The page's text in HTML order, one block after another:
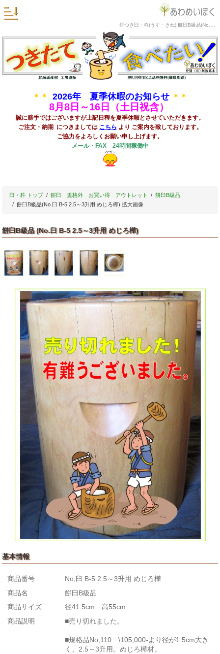
＊＊ 2026年 夏季休暇のお知らせ ＊＊
8月8日～16日（土日祝含）
誠に勝手ではございますが上記日程を夏季休暇とさせていただきます。
ご注文・納期 につきましては こちら より ご案内を致しております。
ご協力をよろしくお願い申し上げます。
メール・FAX 24時間稼働中
臼・杵 トップ 餠臼 規格外 お買い得 アウトレット
餅臼B級品
餅臼B級品(No.臼 B-5 2.5～3升用 めじろ樺) 拡大画像
餅臼B級品 (No.臼 B-5 2.5～3升用 めじろ樺)
基本情報
商品番号
No,臼 B-5 2.5～3升用 めじろ樺
商品名
餅臼B級品
商品サイズ
径41.5cm 高55cm
商品説明
■売り切れました。
■規格品No,110 \105,000-より径が1.5cm大き
く、2.5～3升用。めじろ樺材。